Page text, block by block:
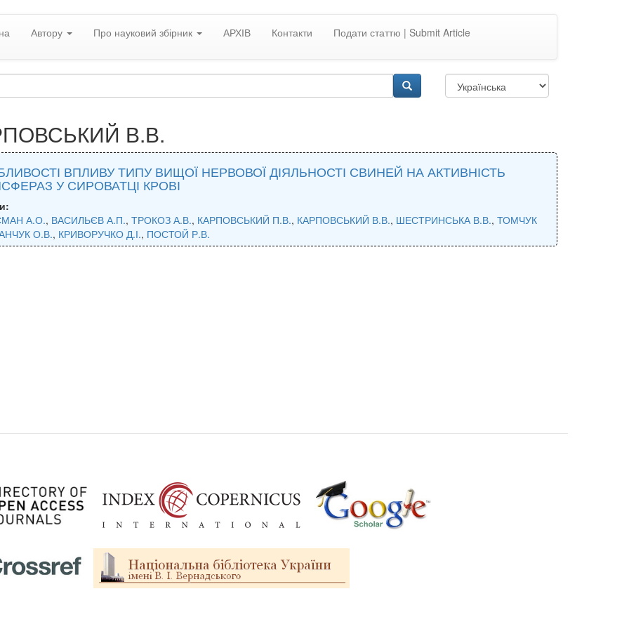
Автору Про науковий збірник АРХІВ Контакти Подати статтю | Submit Article
В.В.
ВПЛИВУ ТИПУ ВИЩОЇ НЕРВОВОЇ ДІЯЛЬНОСТІ СВИНЕЙ НА АКТИВНІСТЬ
У СИРОВАТЦІ КРОВІ
А.О., ВАСИЛЬЄВ А.П., ТРОКОЗ А.В., КАРПОВСЬКИЙ П.В., КАРПОВСЬКИЙ В.В., ШЕСТРИНСЬКА В.В., ТОМЧУК
О.В., КРИВОРУЧКО Д.І., ПОСТОЙ Р.В.